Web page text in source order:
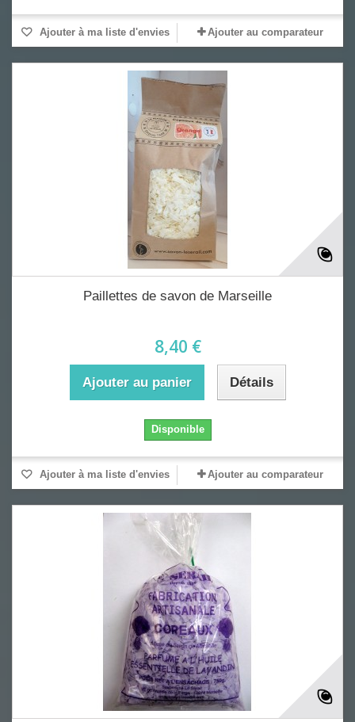
Ajouter à ma liste d'envies Ajouter au comparateur
Paillettes de savon de Marseille
8,40 €
Ajouter au panier Détails
Disponible
Ajouter à ma liste d'envies Ajouter au comparateur